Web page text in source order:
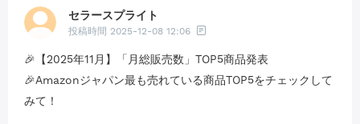
セラースプライト
投稿時間 2025-12-08 12:06
🎉【2025年11月】「月総販売数」TOP5商品発表
🎉Amazonジャパン最も売れている商品TOP5をチェックして
みて！